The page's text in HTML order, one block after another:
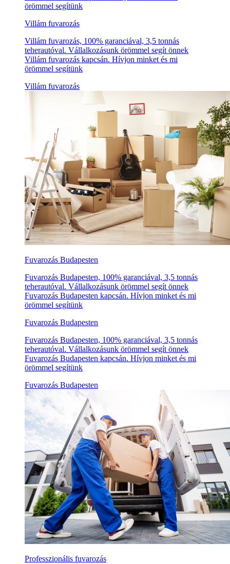
örömmel segítünk
Villám fuvarozás
Villám fuvarozás, 100% garanciával, 3,5 tonnás
teherautóval. Vállalkozásunk örömmel segít önnek
Villám fuvarozás kapcsán. Hívjon minket és mi
örömmel segítünk
Villám fuvarozás
Fuvarozás Budapesten
Fuvarozás Budapesten, 100% garanciával, 3,5 tonnás
teherautóval. Vállalkozásunk örömmel segít önnek
Fuvarozás Budapesten kapcsán. Hívjon minket és mi
örömmel segítünk
Fuvarozás Budapesten
Fuvarozás Budapesten, 100% garanciával, 3,5 tonnás
teherautóval. Vállalkozásunk örömmel segít önnek
Fuvarozás Budapesten kapcsán. Hívjon minket és mi
örömmel segítünk
Fuvarozás Budapesten
Professzionális fuvarozás